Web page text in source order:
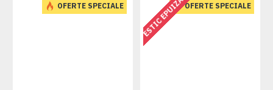
OFERTE SPECIALE OFERTE SPECIALE
ESTIC EPUIZAT